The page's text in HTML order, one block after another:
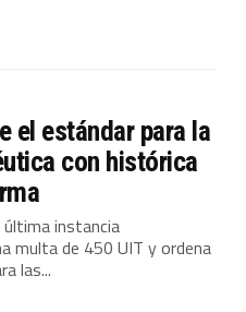
el estándar para la
con histórica
última instancia
multa de 450 UIT y ordena
las...